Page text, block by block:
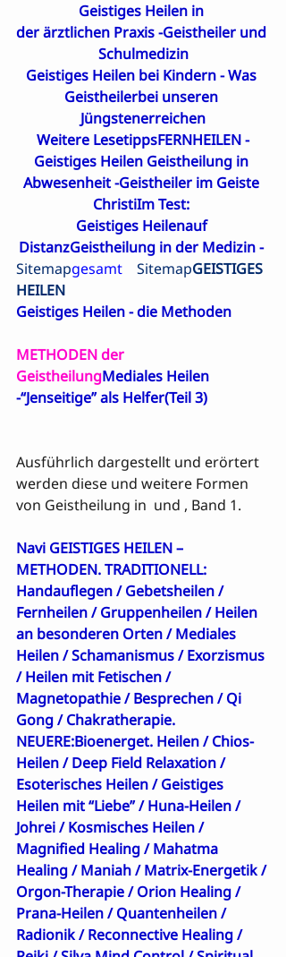
Geistiges Heilen in
der ärztlichen Praxis -Geistheiler und
Schulmedizin
Geistiges Heilen bei Kindern - Was
Geistheilerbei unseren
Jüngstenerreichen
Weitere LesetippsFERNHEILEN -
Geistiges Heilen Geistheilung in
Abwesenheit -Geistheiler im Geiste
ChristiIm Test:
Geistiges Heilenauf
DistanzGeistheilung in der Medizin -
Sitemapgesamt SitemapGEISTIGES
HEILEN
Geistiges Heilen - die Methoden
METHODEN der
GeistheilungMediales Heilen
-“Jenseitige” als Helfer(Teil 3)
Ausführlich dargestellt und erörtert
werden diese und weitere Formen
von Geistheilung in und , Band 1.
Navi GEISTIGES HEILEN –
METHODEN. TRADITIONELL:
Handauflegen / Gebetsheilen /
Fernheilen / Gruppenheilen / Heilen
an besonderen Orten / Mediales
Heilen / Schamanismus / Exorzismus
/ Heilen mit Fetischen /
Magnetopathie / Besprechen / Qi
Gong / Chakratherapie.
NEUERE:Bioenerget. Heilen / Chios-
Heilen / Deep Field Relaxation /
Esoterisches Heilen / Geistiges
Heilen mit “Liebe” / Huna-Heilen /
Johrei / Kosmisches Heilen /
Magnified Healing / Mahatma
Healing / Maniah / Matrix-Energetik /
Orgon-Therapie / Orion Healing /
Prana-Heilen / Quantenheilen /
Radionik / Reconnective Healing /